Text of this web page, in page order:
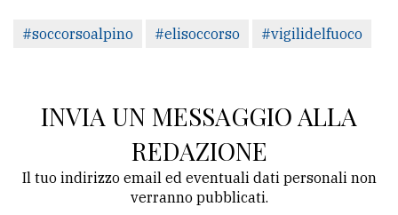
#soccorsoalpino #elisoccorso #vigilidelfuoco
INVIA UN MESSAGGIO ALLA
REDAZIONE
Il tuo indirizzo email ed eventuali dati personali non
verranno pubblicati.